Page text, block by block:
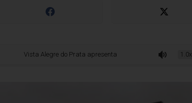
Vista Alegre do Prata apresenta projeto de novo pórtico do município
1.0x